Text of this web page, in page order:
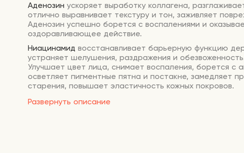
Развернуть описание
Аденозин ускоряет выработку коллагена,
отлично выравнивает текстуру и тон, заживляет
Аденозин успешно борется с воспалениями и
оздоравливающее действие.
Ниацинамид восстанавливает барьерную функцию
устраняет шелушения, раздражения и
Улучшает цвет лица, снимает воспаления, борется с
осветляет пигментные пятна и постакне, замедляет
старения, повышает эластичность кожных покровов.
Способ применения:нанесите крем после всех этапов